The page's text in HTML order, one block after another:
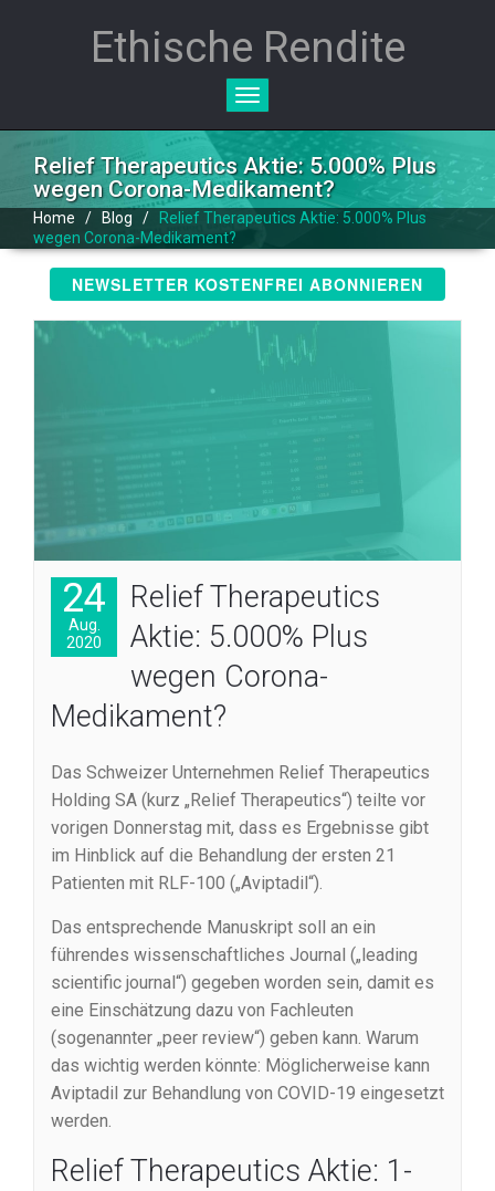
Ethische Rendite
Toggle
Relief Therapeutics Aktie: 5.000% Plus
wegen Corona-Medikament?
Home / Blog /
Relief Therapeutics Aktie: 5.000% Plus
wegen Corona-Medikament?
NEWSLETTER KOSTENFREI ABONNIEREN
24
Aug.
2020
Relief Therapeutics
Aktie: 5.000% Plus
wegen Corona-
Medikament?
Das Schweizer Unternehmen Relief Therapeutics
Holding SA (kurz „Relief Therapeutics“) teilte vor
vorigen Donnerstag mit, dass es Ergebnisse gibt
im Hinblick auf die Behandlung der ersten 21
Patienten mit RLF-100 („Aviptadil“).
Das entsprechende Manuskript soll an ein
führendes wissenschaftliches Journal („leading
scientific journal“) gegeben worden sein, damit es
eine Einschätzung dazu von Fachleuten
(sogenannter „peer review“) geben kann. Warum
das wichtig werden könnte: Möglicherweise kann
Aviptadil zur Behandlung von COVID-19 eingesetzt
werden.
Relief Therapeutics Aktie: 1-